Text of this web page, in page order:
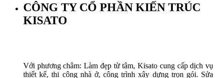
CÔNG TY CỔ PHẦN KIẾN TRÚC
KISATO
Với phương châm: Làm đẹp từ tâm, Kisato cung cấp dịch vụ
thiết kế, thi công nhà ở, công trình xây dựng trọn gói. Sửa